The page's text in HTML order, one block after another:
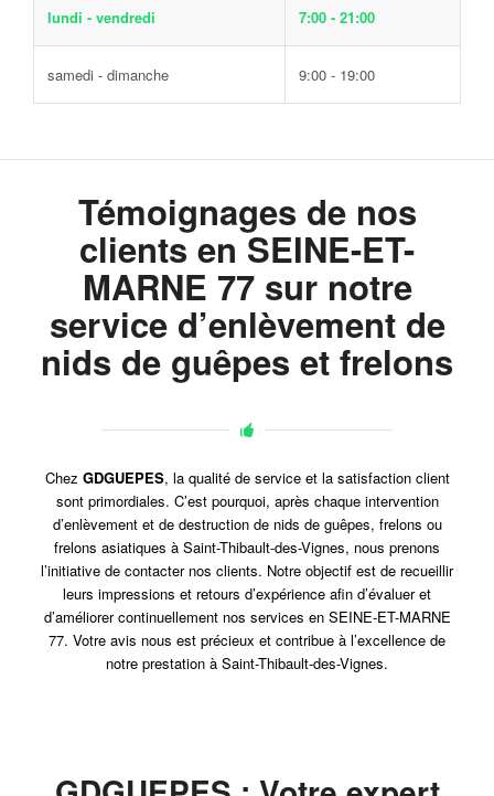
lundi - vendredi 7:00 - 21:00
samedi - dimanche 9:00 - 19:00
Témoignages de nos
clients en SEINE-ET-
MARNE 77 sur notre
service d’enlèvement de
nids de guêpes et frelons
Chez GDGUEPES, la qualité de service et la satisfaction client
sont primordiales. C’est pourquoi, après chaque intervention
d’enlèvement et de destruction de nids de guêpes, frelons ou
frelons asiatiques à Saint-Thibault-des-Vignes, nous prenons
l’initiative de contacter nos clients. Notre objectif est de recueillir
leurs impressions et retours d’expérience afin d’évaluer et
d’améliorer continuellement nos services en SEINE-ET-MARNE
77. Votre avis nous est précieux et contribue à l’excellence de
notre prestation à Saint-Thibault-des-Vignes.